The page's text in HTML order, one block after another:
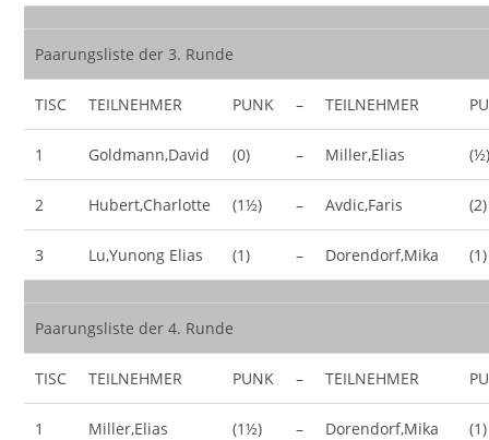
Paarungsliste der 3. Runde
TISC TEILNEHMER PUNK – TEILNEHMER
1 Goldmann,David (0) – Miller,Elias
2 Hubert,Charlotte (1½) – Avdic,Faris (2)
3 Lu,Yunong Elias (1) – Dorendorf,Mika (1)
Paarungsliste der 4. Runde
TISC TEILNEHMER PUNK – TEILNEHMER
1 Miller,Elias (1½) – Dorendorf,Mika (1)